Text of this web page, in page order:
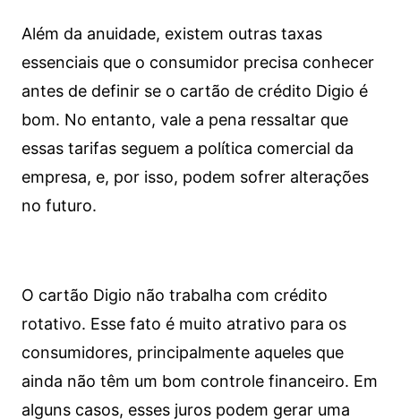
Além da anuidade, existem outras taxas
essenciais que o consumidor precisa conhecer
antes de definir se o cartão de crédito Digio é
bom. No entanto, vale a pena ressaltar que
essas tarifas seguem a política comercial da
empresa, e, por isso, podem sofrer alterações
no futuro.
O cartão Digio não trabalha com crédito
rotativo. Esse fato é muito atrativo para os
consumidores, principalmente aqueles que
ainda não têm um bom controle financeiro. Em
alguns casos, esses juros podem gerar uma